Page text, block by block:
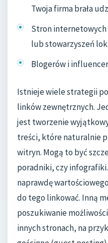
Twoja firma brała
Stron internetowych
lub stowarzyszeń
Blogerów i
Istnieje wiele strategii
linków zewnętrznych.
jest tworzenie
treści, które naturalnie
witryn. Mogą to być
poradniki, czy
naprawdę
do tego linkować. Inną
poszukiwanie
innych stronach, na